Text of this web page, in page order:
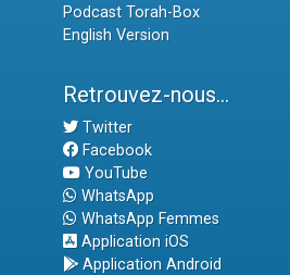
Podcast Torah-Box
English Version
Retrouvez-nous...
Twitter
Facebook
YouTube
WhatsApp
WhatsApp Femmes
Application iOS
Application Android